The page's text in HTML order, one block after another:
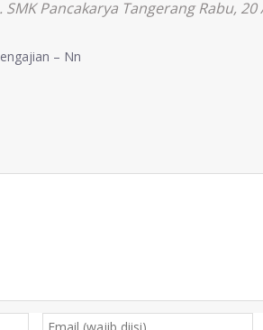
SMK Pancakarya Tangerang Rabu,
– Nn